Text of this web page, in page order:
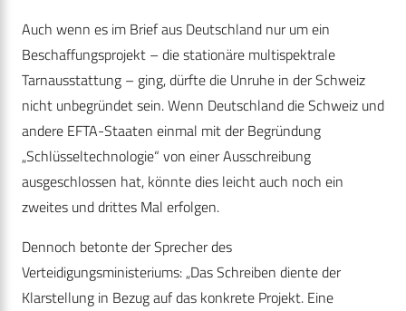
Auch wenn es im Brief aus Deutschland nur um ein
Beschaffungsprojekt – die stationäre multispektrale
Tarnausstattung – ging, dürfte die Unruhe in der Schweiz
nicht unbegründet sein. Wenn Deutschland die Schweiz und
andere EFTA-Staaten einmal mit der Begründung
„Schlüsseltechnologie“ von einer Ausschreibung
ausgeschlossen hat, könnte dies leicht auch noch ein
zweites und drittes Mal erfolgen.
Dennoch betonte der Sprecher des
Verteidigungsministeriums: „Das Schreiben diente der
Klarstellung in Bezug auf das konkrete Projekt. Eine